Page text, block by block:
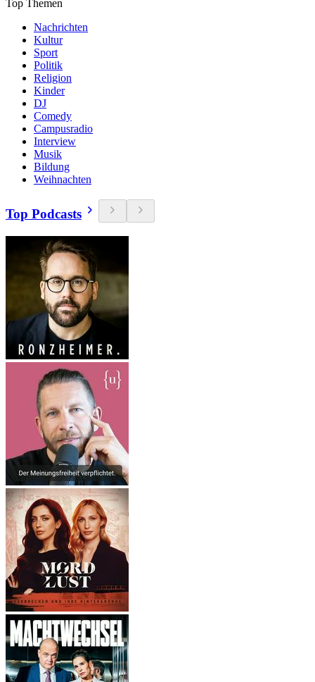
Top Themen
Nachrichten
Kultur
Sport
Politik
Religion
Kinder
DJ
Comedy
Campusradio
Interview
Musik
Bildung
Weihnachten
Top Podcasts